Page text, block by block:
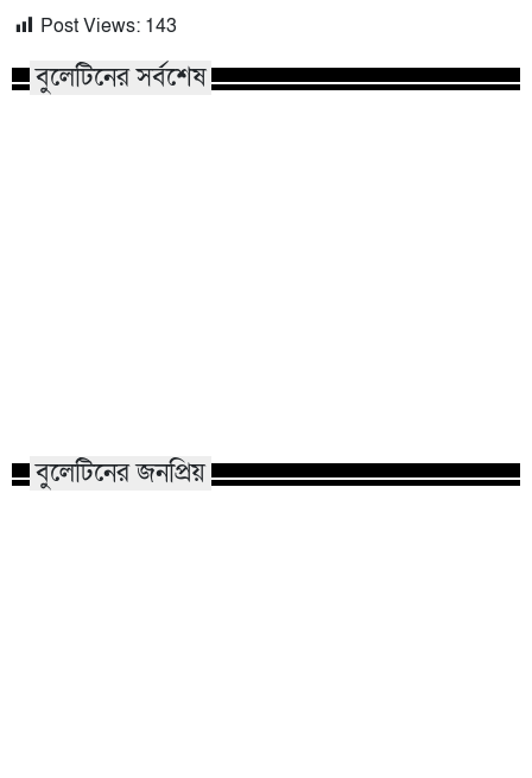
Post Views: 143
বুলেটিনের সর্বশেষ
বুলেটিনের জনপ্রিয়